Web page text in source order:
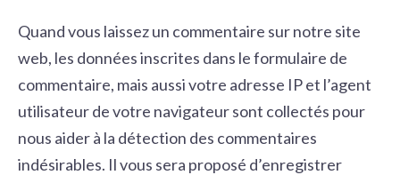
Quand vous laissez un commentaire sur notre site
web, les données inscrites dans le formulaire de
commentaire, mais aussi votre adresse IP et l’agent
utilisateur de votre navigateur sont collectés pour
nous aider à la détection des commentaires
indésirables. Il vous sera proposé d’enregistrer